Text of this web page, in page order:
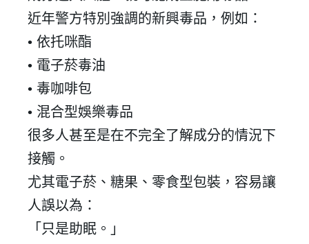
近年警方特別強調的新興毒品，例如：
• 依托咪酯
• 電子菸毒油
• 毒咖啡包
• 混合型娛樂毒品
很多人甚至是在不完全了解成分的情況下
接觸。
尤其電子菸、糖果、零食型包裝，容易讓
人誤以為：
「只是助眠。」